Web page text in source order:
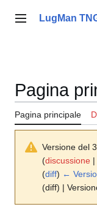
Menu principale
LugMan
Pagina
Pagina principale
Versione del
(discussione |
(diff) ←
(diff) |